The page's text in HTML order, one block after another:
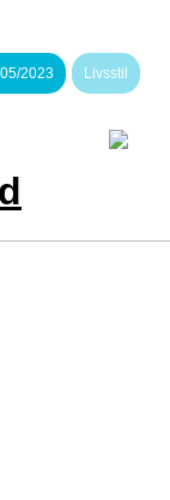
2023 Livsstil